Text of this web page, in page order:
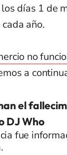
los días 1 de
año.
no
a
el
DJ Who
fue